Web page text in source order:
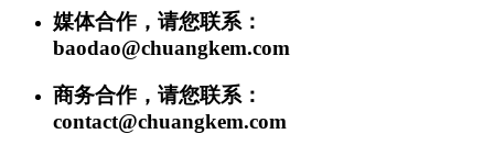
媒体合作，请您联系：
baodao@chuangkem.com
商务合作，请您联系：
contact@chuangkem.com